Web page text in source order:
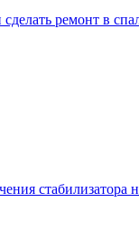
ремонт в
стабилизатора